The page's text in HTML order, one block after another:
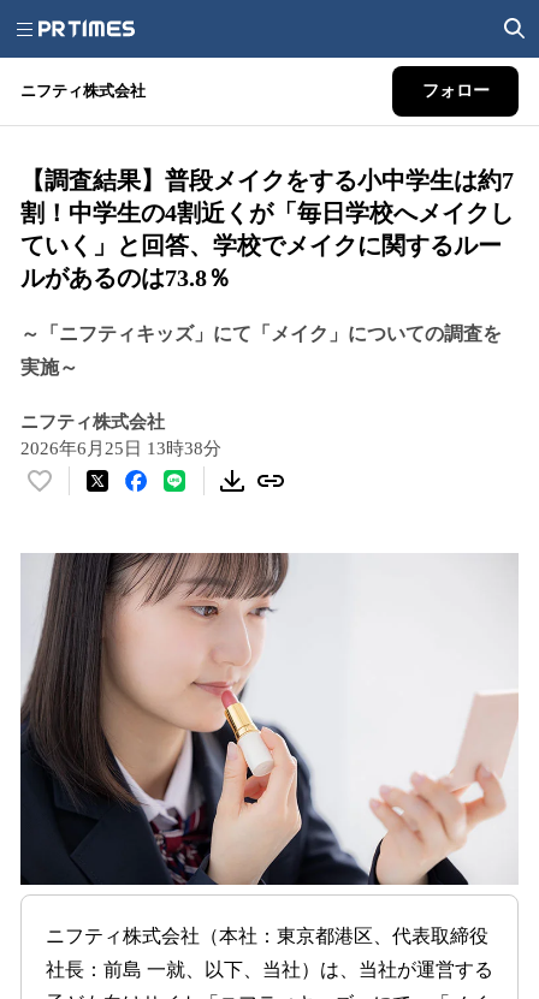
ニフティ株式会社 フォロー
【調査結果】普段メイクをする小中学生は約7
割！中学生の4割近くが「毎日学校へメイクし
ていく」と回答、学校でメイクに関するルー
ルがあるのは73.8％
～「ニフティキッズ」にて「メイク」についての調査を
実施～
ニフティ株式会社
2026年6月25日 13時38分
い
！
数
を
読
み
込
み
中
で
ニフティ株式会社（本社：東京都港区、代表取締役
社長：前島 一就、以下、当社）は、当社が運営する